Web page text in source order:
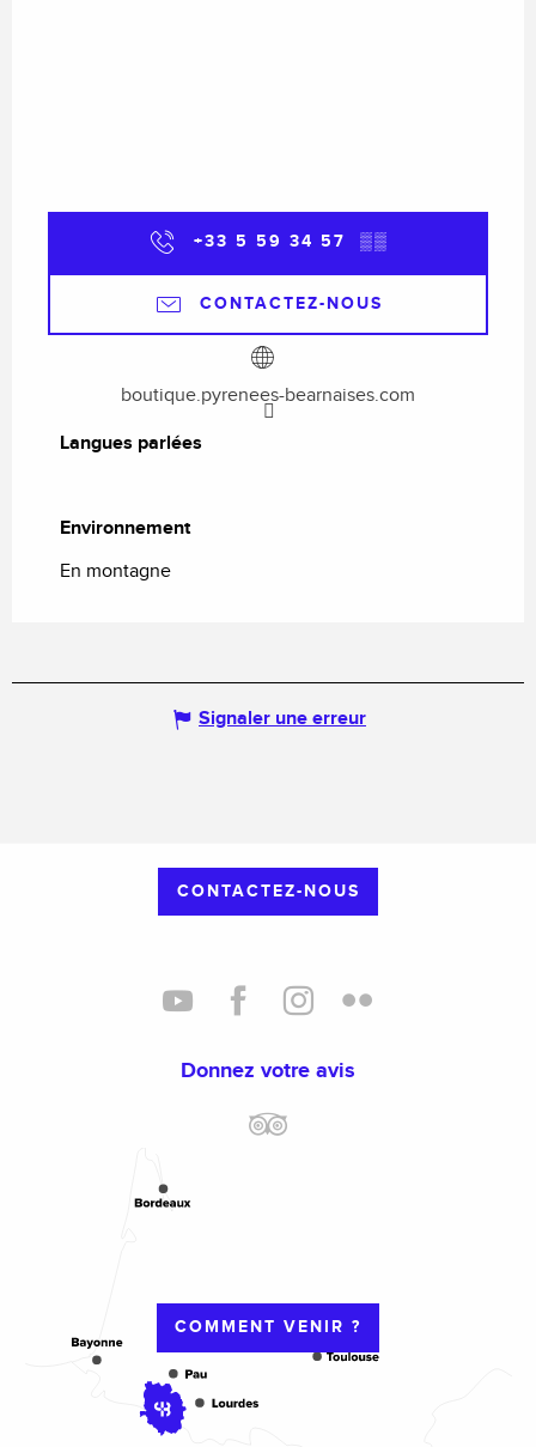
+33 5 59 34 57 ▒▒
CONTACTEZ-NOUS
boutique.pyrenees-bearnaises.com
Langues parlées
Langues parlées
Environnement
Environnement
En montagne
Signaler une erreur
CONTACTEZ-NOUS
Donnez votre avis
COMMENT VENIR ?